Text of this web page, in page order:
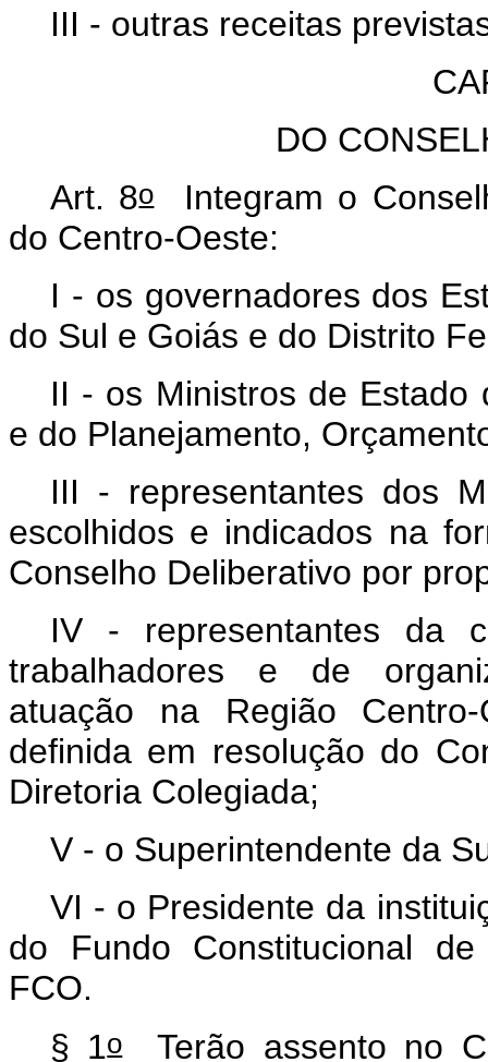
III - outras receitas
DO
Art. 8oIntegram o
do Centro-Oeste:
I - os governadores dos
do Sul e Goiás e do Distrito
II - os Ministros de Estado
e do Planejamento,
III - representantes dos
escolhidos e indicados na
Conselho Deliberativo por
IV - representantes da
trabalhadores e de
atuação na Região
definida em resolução do
Diretoria Colegiada;
V - o Superintendente da
VI - o Presidente da
do Fundo Constitucional
FCO.
§ 1oTerão assento no